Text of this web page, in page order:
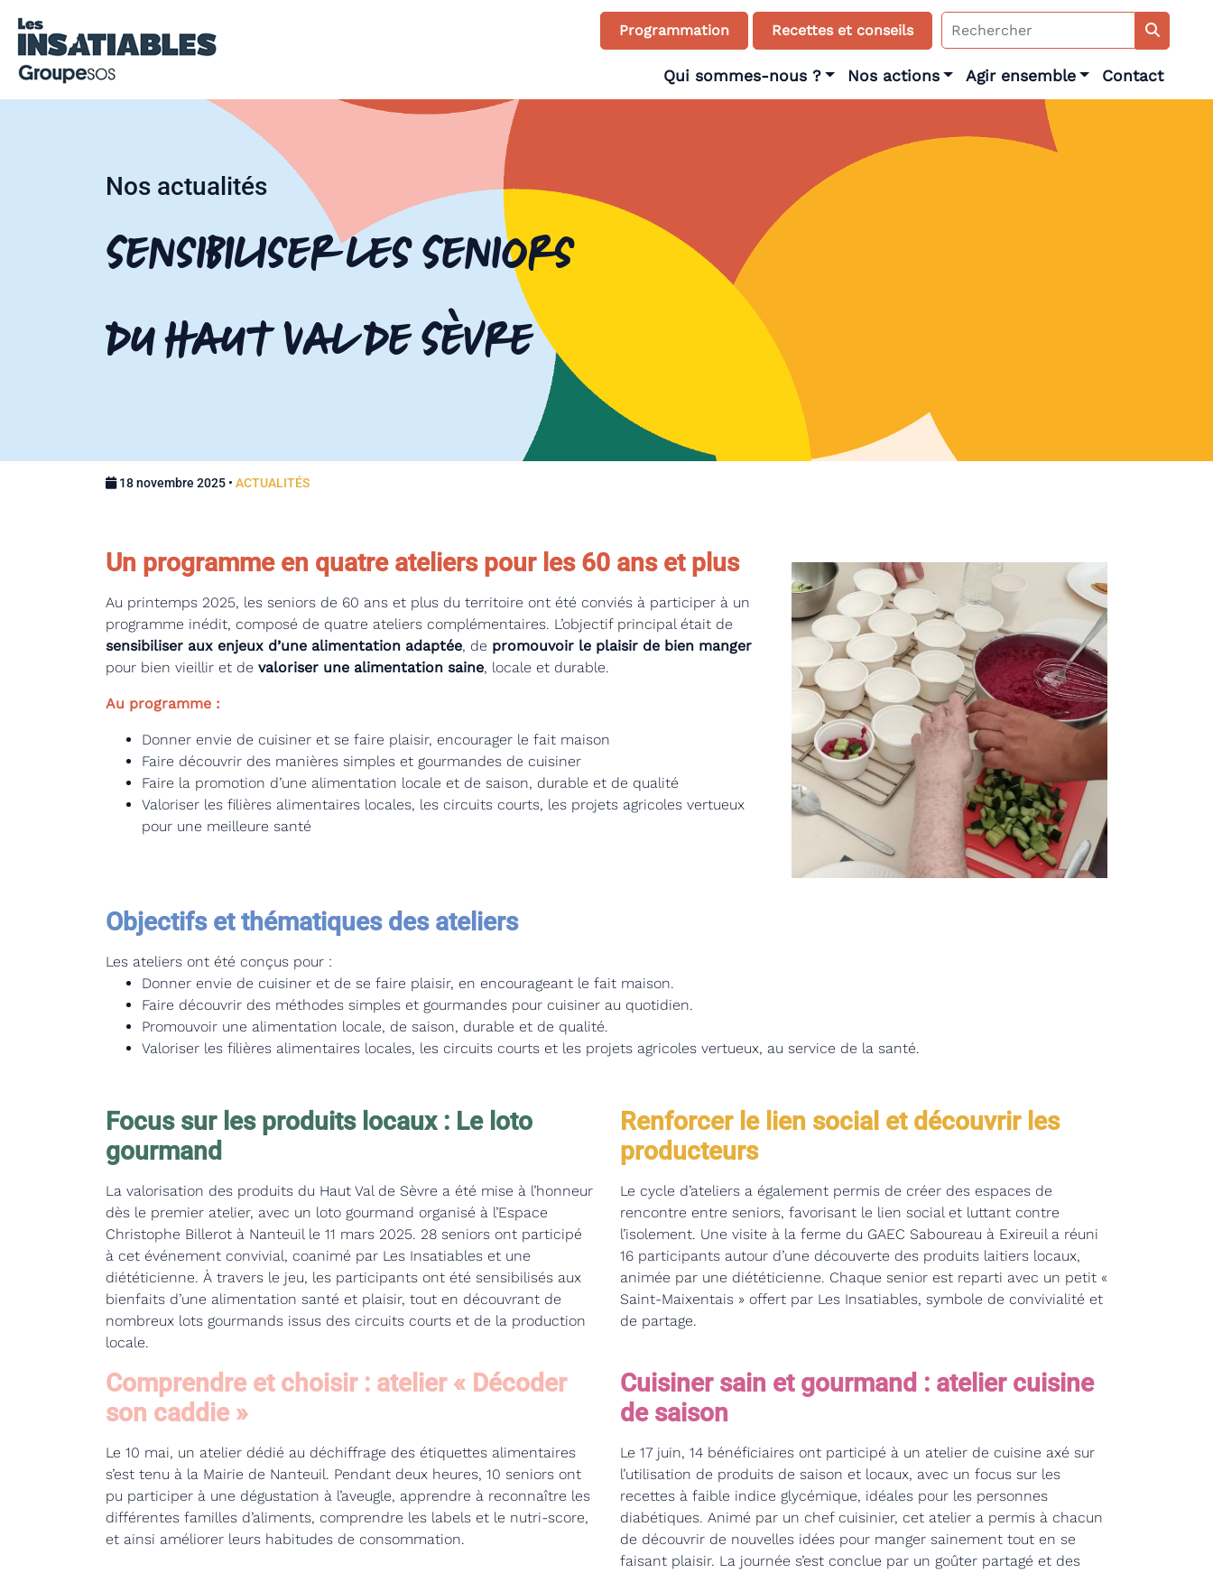
Programmation Recettes et conseils
Search
for:
Qui sommes-nous ? Nos actions Agir ensemble Contact
Nos actualités
Sensibiliser les seniors
du Haut Val de Sèvre
18 novembre 2025 • ACTUALITÉS
Un programme en quatre ateliers pour les 60 ans et plus
Au printemps 2025, les seniors de 60 ans et plus du territoire ont été conviés à participer à un
programme inédit, composé de quatre ateliers complémentaires. L’objectif principal était de
sensibiliser aux enjeux d’une alimentation adaptée, de promouvoir le plaisir de bien manger
pour bien vieillir et de valoriser une alimentation saine, locale et durable.
Au programme :
Donner envie de cuisiner et se faire plaisir, encourager le fait maison
Faire découvrir des manières simples et gourmandes de cuisiner
Faire la promotion d’une alimentation locale et de saison, durable et de qualité
Valoriser les filières alimentaires locales, les circuits courts, les projets agricoles vertueux
pour une meilleure santé
Objectifs et thématiques des ateliers
Les ateliers ont été conçus pour :
Donner envie de cuisiner et de se faire plaisir, en encourageant le fait maison.
Faire découvrir des méthodes simples et gourmandes pour cuisiner au quotidien.
Promouvoir une alimentation locale, de saison, durable et de qualité.
Valoriser les filières alimentaires locales, les circuits courts et les projets agricoles vertueux, au service de la santé.
Focus sur les produits locaux : Le loto
gourmand
La valorisation des produits du Haut Val de Sèvre a été mise à l’honneur
dès le premier atelier, avec un loto gourmand organisé à l’Espace
Christophe Billerot à Nanteuil le 11 mars 2025. 28 seniors ont participé
à cet événement convivial, coanimé par Les Insatiables et une
diététicienne. À travers le jeu, les participants ont été sensibilisés aux
bienfaits d’une alimentation santé et plaisir, tout en découvrant de
nombreux lots gourmands issus des circuits courts et de la production
locale.
Renforcer le lien social et découvrir les
producteurs
Le cycle d’ateliers a également permis de créer des espaces de
rencontre entre seniors, favorisant le lien social et luttant contre
l’isolement. Une visite à la ferme du GAEC Saboureau à Exireuil a réuni
16 participants autour d’une découverte des produits laitiers locaux,
animée par une diététicienne. Chaque senior est reparti avec un petit «
Saint-Maixentais » offert par Les Insatiables, symbole de convivialité et
de partage.
Comprendre et choisir : atelier « Décoder
son caddie »
Le 10 mai, un atelier dédié au déchiffrage des étiquettes alimentaires
s’est tenu à la Mairie de Nanteuil. Pendant deux heures, 10 seniors ont
pu participer à une dégustation à l’aveugle, apprendre à reconnaître les
différentes familles d’aliments, comprendre les labels et le nutri-score,
et ainsi améliorer leurs habitudes de consommation.
Cuisiner sain et gourmand : atelier cuisine
de saison
Le 17 juin, 14 bénéficiaires ont participé à un atelier de cuisine axé sur
l’utilisation de produits de saison et locaux, avec un focus sur les
recettes à faible indice glycémique, idéales pour les personnes
diabétiques. Animé par un chef cuisinier, cet atelier a permis à chacun
de découvrir de nouvelles idées pour manger sainement tout en se
faisant plaisir. La journée s’est conclue par un goûter partagé et des